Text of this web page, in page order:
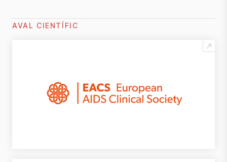
AVAL CIENTÍFIC